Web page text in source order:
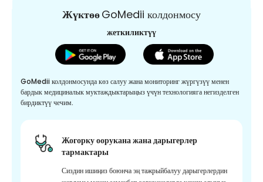
ЖүктөөGoMedii колдонмосу
жеткиликтүү
GoMedii колдонмосунда көз салуу жана мониторинг жүргүзүү менен
бардык медициналык муктаждыктарыңыз үчүн технологияга негизделген
бирдиктүү чечим.
Жогорку оорукана жана дарыгерлер
тармактары
Сиздин ишиңиз боюнча эң тажрыйбалуу дарыгерлердин